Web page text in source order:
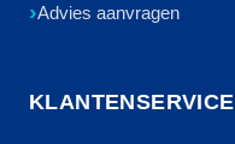
Advies aanvragen
KLANTENSERVICE